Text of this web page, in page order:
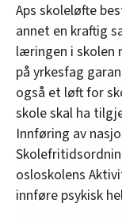
Aps skoleløfte
annet en kraftig
læringen i skolen
på yrkesfag
også et løft for
skole skal ha
Innføring av
osloskolens
innføre psykisk